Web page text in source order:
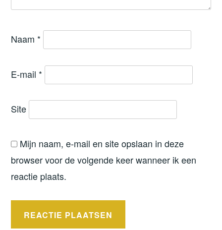
Naam *
E-mail *
Site
Mijn naam, e-mail en site opslaan in deze
browser voor de volgende keer wanneer ik een
reactie plaats.